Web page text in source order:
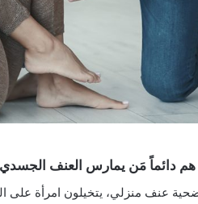
دائماً مَن يمارس العنف الجسدي
عنف منزلي، يتخيلون امرأة على